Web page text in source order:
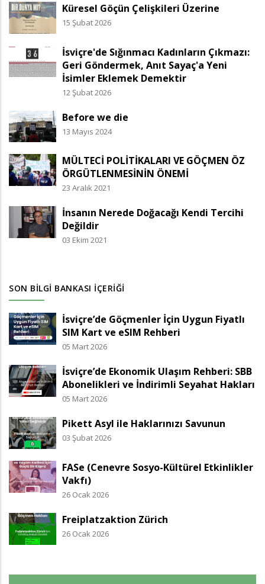
Küresel Göçün Çelişkileri Üzerine
15 Şubat 2026
İsviçre'de Sığınmacı Kadınların Çıkmazı:
Geri Göndermek, Anıt Sayaç'a Yeni
İsimler Eklemek Demektir
12 Şubat 2026
Before we die
13 Mayıs 2024
MÜLTECİ POLİTİKALARI VE GÖÇMEN ÖZ
ÖRGÜTLENMESİNİN ÖNEMİ
23 Aralık 2021
İnsanın Nerede Doğacağı Kendi Tercihi
Değildir
03 Ekim 2021
SON BILGI BANKASI İÇERIĞI
İsviçre’de Göçmenler İçin Uygun Fiyatlı
SIM Kart ve eSIM Rehberi
05 Mart 2026
İsviçre’de Ekonomik Ulaşım Rehberi: SBB
Abonelikleri ve İndirimli Seyahat Hakları
05 Mart 2026
Pikett Asyl ile Haklarınızı Savunun
03 Şubat 2026
FASe (Cenevre Sosyo-Kültürel Etkinlikler
Vakfı)
26 Ocak 2026
Freiplatzaktion Zürich
26 Ocak 2026